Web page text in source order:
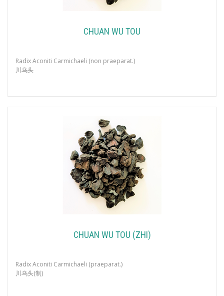
CHUAN WU TOU
Radix Aconiti Carmichaeli (non praeparat.)
川乌头
CHUAN WU TOU (ZHI)
Radix Aconiti Carmichaeli (praeparat.)
川乌头(制)